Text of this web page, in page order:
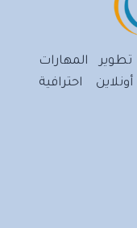
المهارات
احترافية